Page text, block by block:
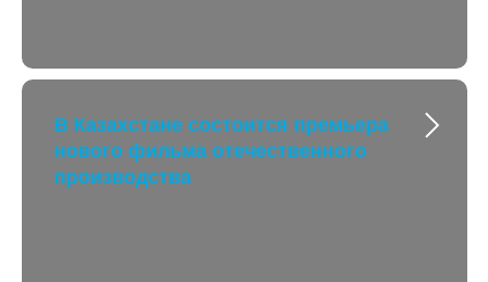
В Казахстане состоится премьера
нового фильма отечественного
производства